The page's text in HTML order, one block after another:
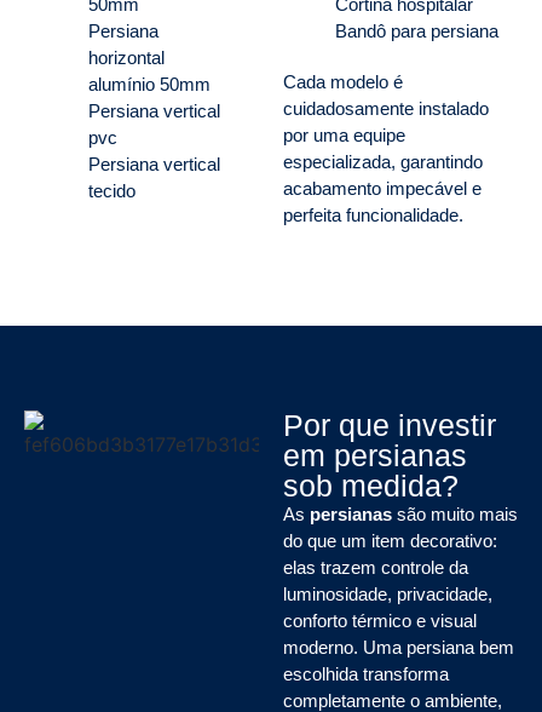
50mm
Persiana
horizontal
alumínio 50mm
Persiana vertical
pvc
Persiana vertical
tecido
Cortina hospitalar
Bandô para persiana
Cada modelo é
cuidadosamente instalado
por uma equipe
especializada, garantindo
acabamento impecável e
perfeita funcionalidade.
Por que investir
em persianas
sob medida?
As persianas são muito mais
do que um item decorativo:
elas trazem controle da
luminosidade, privacidade,
conforto térmico e visual
moderno. Uma persiana bem
escolhida transforma
completamente o ambiente,